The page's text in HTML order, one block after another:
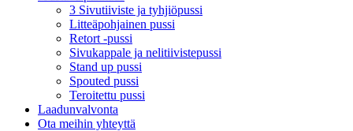
3 Sivutiiviste ja tyhjiöpussi
Litteäpohjainen pussi
Retort -pussi
Sivukappale ja nelitiivistepussi
Stand up pussi
Spouted pussi
Teroitettu pussi
Laadunvalvonta
Ota meihin yhteyttä